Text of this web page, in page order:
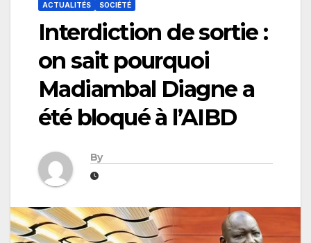
ACTUALITÉS SOCIÉTÉ
Interdiction de sortie :
on sait pourquoi
Madiambal Diagne a
été bloqué à l’AIBD
By